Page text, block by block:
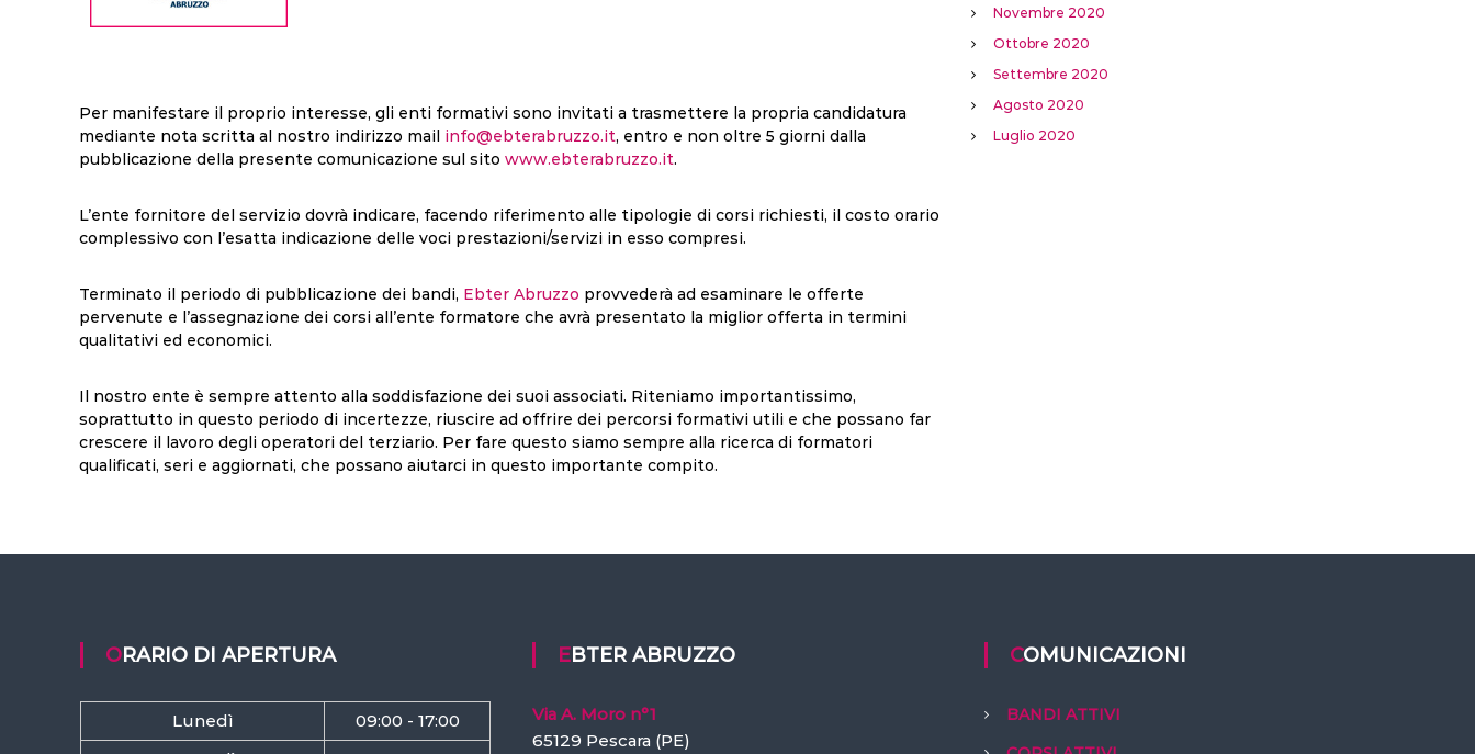
Per manifestare il proprio interesse, gli enti formativi sono invitati a trasmettere la propria candidatura
mediante nota scritta al nostro indirizzo mail info@ebterabruzzo.it, entro e non oltre 5 giorni dalla
pubblicazione della presente comunicazione sul sito www.ebterabruzzo.it.
L’ente fornitore del servizio dovrà indicare, facendo riferimento alle tipologie di corsi richiesti, il costo orario
complessivo con l’esatta indicazione delle voci prestazioni/servizi in esso compresi.
Terminato il periodo di pubblicazione dei bandi, Ebter Abruzzo provvederà ad esaminare le offerte
pervenute e l’assegnazione dei corsi all’ente formatore che avrà presentato la miglior offerta in termini
qualitativi ed economici.
Il nostro ente è sempre attento alla soddisfazione dei suoi associati. Riteniamo importantissimo,
soprattutto in questo periodo di incertezze, riuscire ad offrire dei percorsi formativi utili e che possano far
crescere il lavoro degli operatori del terziario. Per fare questo siamo sempre alla ricerca di formatori
qualificati, seri e aggiornati, che possano aiutarci in questo importante compito.
Novembre 2020
Ottobre 2020
Settembre 2020
Agosto 2020
Luglio 2020
ORARIO DI APERTURA
Lunedì
09:00 - 17:00
EBTER ABRUZZO
Via A. Moro n°1
65129 Pescara (PE)
COMUNICAZIONI
BANDI ATTIVI